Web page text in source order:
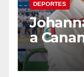
DEPORTES
a